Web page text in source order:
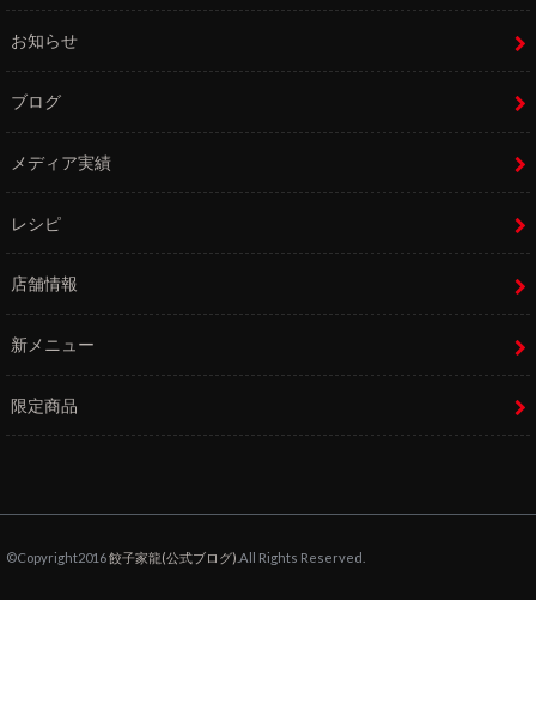
お知らせ
ブログ
メディア実績
レシピ
店舗情報
新メニュー
限定商品
©Copyright2016餃子家龍(公式ブログ) .All Rights Reserved.